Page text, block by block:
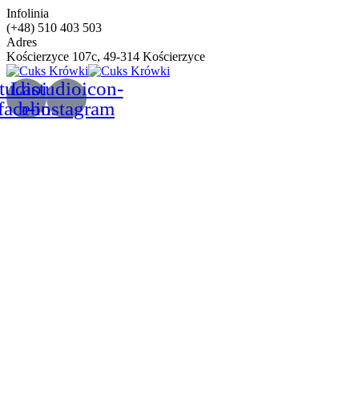
Infolinia
(+48) 510 403 503
Adres
Kościerzyce 107c, 49-314 Kościerzyce
Lastudioicon-
b-instagram